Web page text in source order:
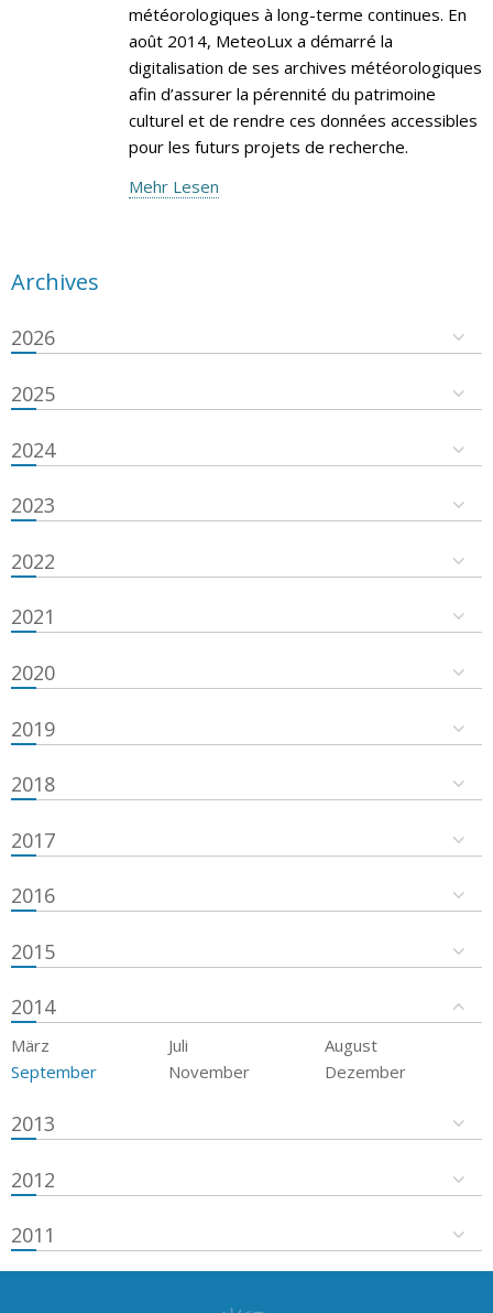
météorologiques à long-terme continues. En
août 2014, MeteoLux a démarré la
digitalisation de ses archives météorologiques
afin d’assurer la pérennité du patrimoine
culturel et de rendre ces données accessibles
pour les futurs projets de recherche.
Mehr Lesen
Archives
2026
2025
2024
2023
2022
2021
2020
2019
2018
2017
2016
2015
2014
März Juli
August
September
November Dezember
2013
2012
2011